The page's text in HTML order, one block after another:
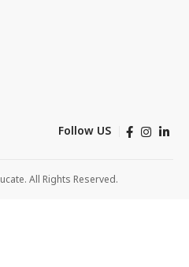
Follow US
All Rights Reserved.